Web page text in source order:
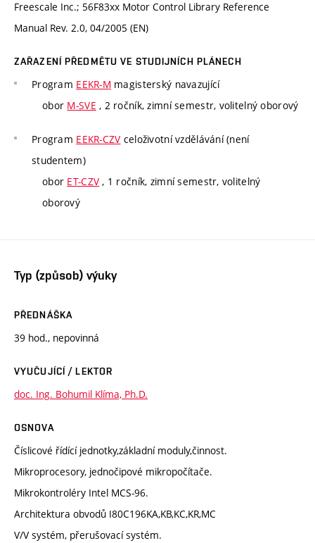
Freescale Inc.; 56F83xx Motor Control Library Reference
Manual Rev. 2.0, 04/2005 (EN)
ZAŘAZENÍ PŘEDMĚTU VE STUDIJNÍCH PLÁNECH
Program EEKR-M magisterský navazující
obor M-SVE , 2 ročník, zimní semestr, volitelný oborový
Program EEKR-CZV celoživotní vzdělávání (není
studentem)
obor ET-CZV , 1 ročník, zimní semestr, volitelný
oborový
Typ (způsob) výuky
PŘEDNÁŠKA
39 hod., nepovinná
VYUČUJÍCÍ / LEKTOR
doc. Ing. Bohumil Klíma, Ph.D.
OSNOVA
Číslicové řídící jednotky,základní moduly,činnost.
Mikroprocesory, jednočipové mikropočítače.
Mikrokontroléry Intel MCS-96.
Architektura obvodů I80C196KA,KB,KC,KR,MC
V/V systém, přerušovací systém.